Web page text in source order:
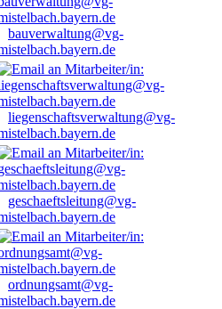
bauverwaltung@vg-
liegenschaftsverwaltung@vg-
geschaeftsleitung@vg-
ordnungsamt@vg-